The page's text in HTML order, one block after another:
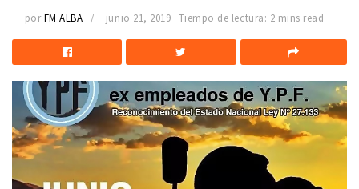
por FM ALBA junio 21, 2019 Tiempo de lectura: 2 mins read